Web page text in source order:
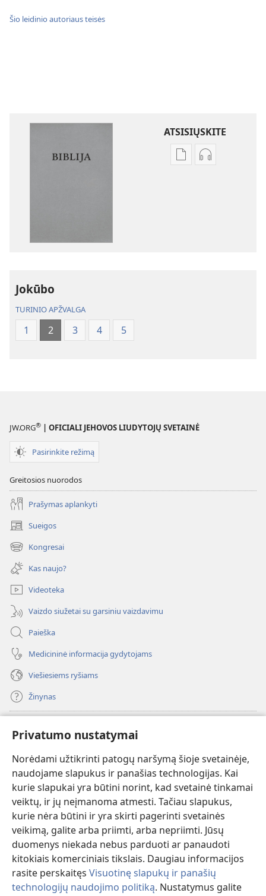
Privatumo nustatymai
Norėdami užtikrinti patogų naršymą šioje svetainėje,
naudojame slapukus ir panašias technologijas. Kai
kurie slapukai yra būtini norint, kad svetainė tinkamai
veiktų, ir jų neįmanoma atmesti. Tačiau slapukus,
kurie nėra būtini ir yra skirti pagerinti svetainės
veikimą, galite arba priimti, arba nepriimti. Jūsų
duomenys niekada nebus parduoti ar panaudoti
kitokiais komerciniais tikslais. Daugiau informacijos
rasite perskaitęs Visuotinę slapukų ir panašių
technologijų naudojimo politiką. Nustatymus galite
Šio leidinio autoriaus teisės
ATSISIŲSKITE
Skaitmeninių
Garso
Jokūbo
TURINIO APŽVALGA
1 2 3 4 5
JW.ORG® | OFICIALI JEHOVOS LIUDYTOJŲ SVETAINĖ
Pasirinkite režimą
Greitosios nuorodos
Prašymas aplankyti
Sueigos
(atsiveria
naujas
langas)
Kongresai
(atsiveria
naujas
langas)
Kas naujo?
Videoteka
Vaizdo siužetai su garsiniu vaizdavimu
Paieška
Medicininė informacija gydytojams
Viešiesiems ryšiams
Žinynas
(atsiveria
naujas
langas)Sargybos bokšto INTERNETINĖ BIBLIOTEKA
(atsiveria
naujas
langas)JW Hub ®
(atsiveria
naujas
langas)JW Library
Watchtower Library